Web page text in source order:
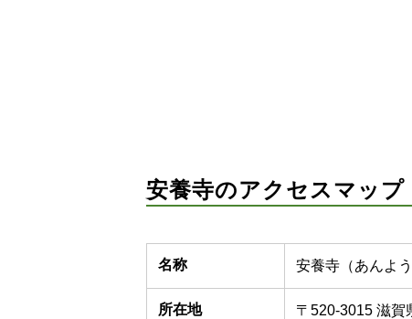
安養寺のアクセスマップ
名称 安養寺（あんよう
所在地 〒520-3015 滋賀